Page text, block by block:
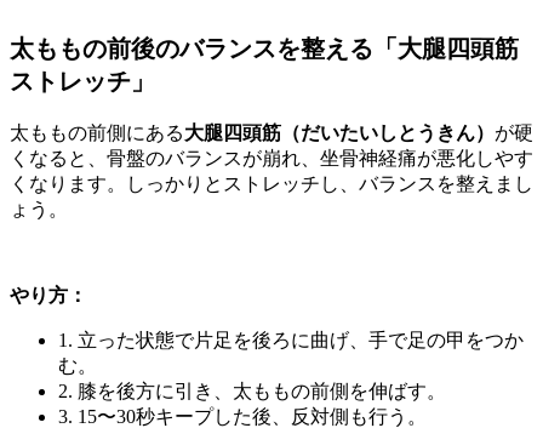
太ももの前後のバランスを整える「大腿四頭筋
ストレッチ」
太ももの前側にある大腿四頭筋（だいたいしとうきん） が硬
くなると、骨盤のバランスが崩れ、坐骨神経痛が悪化しやす
くなります。しっかりとストレッチし、バランスを整えまし
ょう。
やり方：
1. 立った状態で片足を後ろに曲げ、手で足の甲をつか
む。
2. 膝を後方に引き、太ももの前側を伸ばす。
3. 15〜30秒キープした後、反対側も行う。